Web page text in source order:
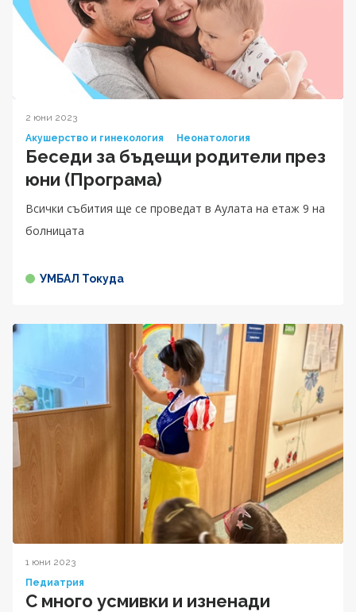
2 юни 2023
Акушерство и гинекология
Неонатология
Беседи за бъдещи родители през
юни (Програма)
Всички събития ще се проведат в Аулата на етаж 9 на
болницата
УМБАЛ Токуда
1 юни 2023
Педиатрия
С много усмивки и изненади